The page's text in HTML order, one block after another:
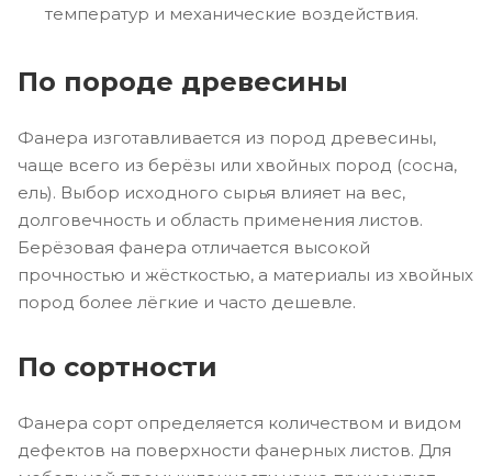
температур и механические воздействия.
По породе древесины
Фанера изготавливается из пород древесины,
чаще всего из берёзы или хвойных пород (сосна,
ель). Выбор исходного сырья влияет на вес,
долговечность и область применения листов.
Берёзовая фанера отличается высокой
прочностью и жёсткостью, а материалы из хвойных
пород более лёгкие и часто дешевле.
По сортности
Фанера сорт определяется количеством и видом
дефектов на поверхности фанерных листов. Для